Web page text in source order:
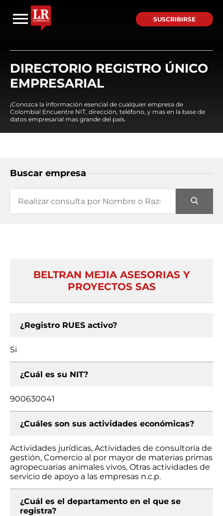
SUSCRIBIRSE
DIRECTORIO REGISTRO ÚNICO
EMPRESARIAL
¡Conozca la información esencial de cualquier empresa de
Colombia! Encuentre NIT, dirección, teléfono, y mas en la base de
datos empresarial mas grande del país.
Buscar empresa
BELTRAN MEJIA ASESORIAS Y
PROYECTOS SAS
¿Registro RUES activo?
Si
¿Cuál es su NIT?
900630041
¿Cuáles son sus actividades económicas?
Actividades jurídicas, Actividades de consultoría de
gestión, Comercio al por mayor de materias primas
agropecuarias animales vivos, Otras actividades de
servicio de apoyo a las empresas n.c.p.
¿Cuál es el departamento en el que se
registra?